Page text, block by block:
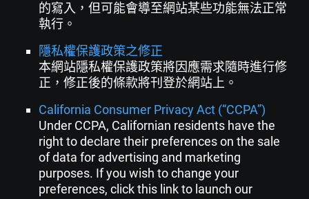
的寫入，但可能會導至網站某些功能無法正常
執行。
隱私權保護政策之修正
本網站隱私權保護政策將因應需求隨時進行修
正，修正後的條款將刊登於網站上。
California Consumer Privacy Act (“CCPA”)
Under CCPA, Californian residents have the
right to declare their preferences on the sale
of data for advertising and marketing
purposes. If you wish to change your
preferences, click this link to launch our